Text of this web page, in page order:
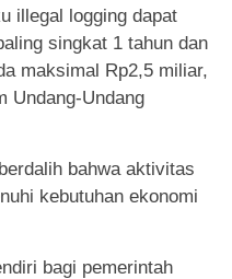
illegal logging dapat
singkat 1 tahun dan
maksimal Rp2,5 miliar,
Undang-Undang
bahwa aktivitas
kebutuhan ekonomi
bagi pemerintah